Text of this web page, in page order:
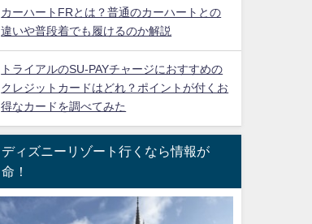
カーハートFRとは？普通のカーハートとの
違いや普段着でも履けるのか解説
トライアルのSU-PAYチャージにおすすめの
クレジットカードはどれ？ポイントが付くお
得なカードを調べてみた
ディズニーリゾート行くなら情報が
命！